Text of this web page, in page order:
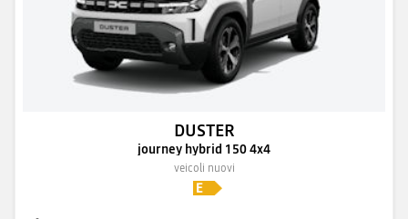
DUSTER
journey hybrid 150 4x4
veicoli nuovi